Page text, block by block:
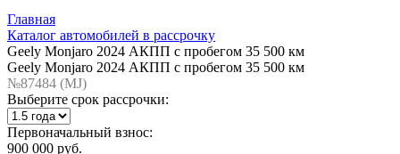
Главная
Каталог автомобилей в рассрочку
Geely Monjaro 2024 АКПП с пробегом 35 500 км
Geely Monjaro 2024 АКПП с пробегом 35 500 км
№87484 (МJ)
Выберите срок рассрочки:
Первоначальный взнос:
900 000 руб.